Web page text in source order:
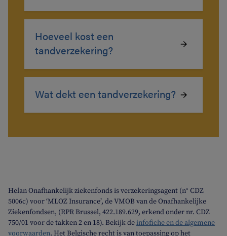
Hoeveel kost een
tandverzekering?
Wat dekt een tandverzekering?
Helan Onafhankelijk ziekenfonds is verzekeringsagent (n° CDZ
5006c) voor ‘MLOZ Insurance’, de VMOB van de Onafhankelijke
Ziekenfondsen, (RPR Brussel, 422.189.629, erkend onder nr. CDZ
750/01 voor de takken 2 en 18). Bekijk deinfofiche en de algemene
voorwaarden. Het Belgische recht is van toepassing op het